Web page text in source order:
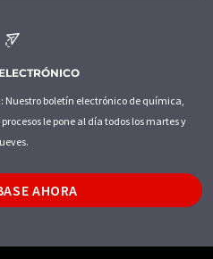
Nuestro boletín electrónico de química,
le pone al día todos los martes y
AHORA